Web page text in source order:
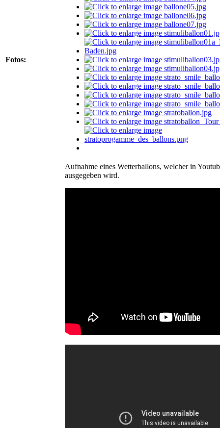
Fotos:
Aufnahme eines Wetterballons, welcher in
ausgegeben wird.